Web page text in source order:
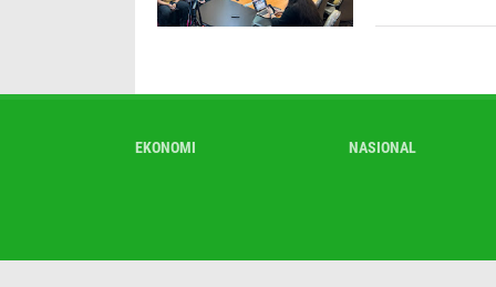
EKONOMI NASIONAL